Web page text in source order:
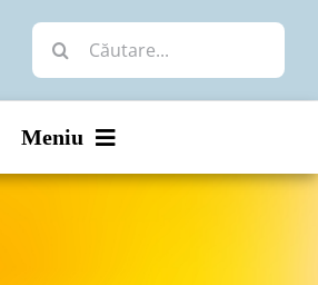
Cautare...
Meniu